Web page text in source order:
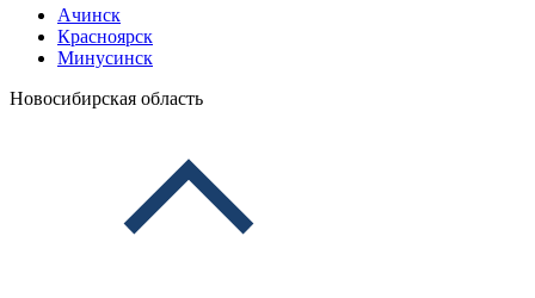
Ачинск
Красноярск
Минусинск
Новосибирская область